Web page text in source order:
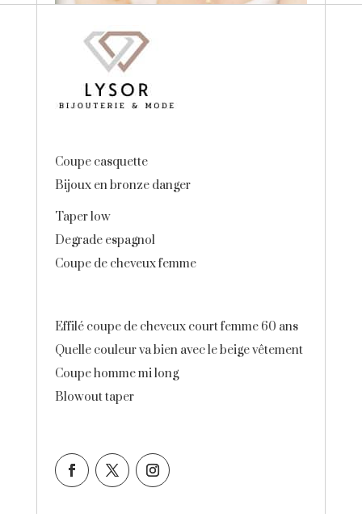
Coupe casquette
Bijoux en bronze danger
Taper low
Degrade espagnol
Coupe de cheveux femme
Effilé coupe de cheveux court femme 60 ans
Quelle couleur va bien avec le beige vêtement
Coupe homme mi long
Blowout taper